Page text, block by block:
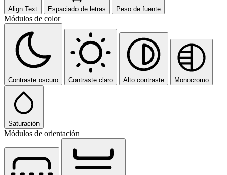
Align Text Espaciado de letras Peso de fuente
Módulos de color
Contraste oscuro Contraste claro Alto contraste Monocromo
Saturación
Módulos de orientación